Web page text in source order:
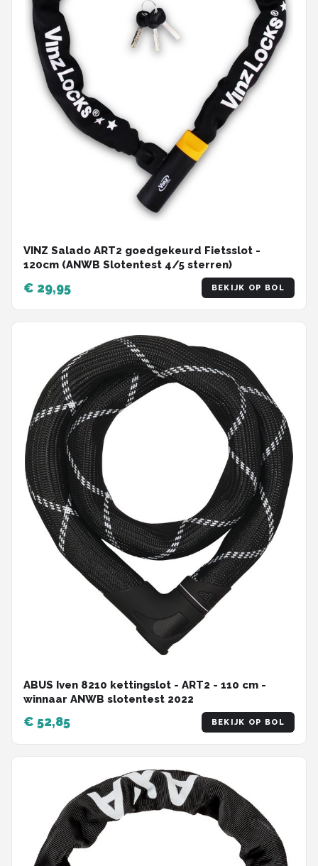
VINZ Salado ART2 goedgekeurd Fietsslot -
120cm (ANWB Slotentest 4/5 sterren)
€ 29,95 BEKIJK OP BOL
ABUS Iven 8210 kettingslot - ART2 - 110 cm -
winnaar ANWB slotentest 2022
€ 52,85 BEKIJK OP BOL